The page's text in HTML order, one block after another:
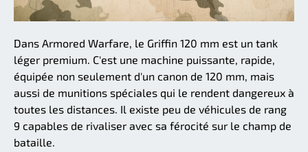
Dans Armored Warfare, le Griffin 120 mm est un tank
léger premium. C'est une machine puissante, rapide,
équipée non seulement d'un canon de 120 mm, mais
aussi de munitions spéciales qui le rendent dangereux à
toutes les distances. Il existe peu de véhicules de rang
9 capables de rivaliser avec sa férocité sur le champ de
bataille.